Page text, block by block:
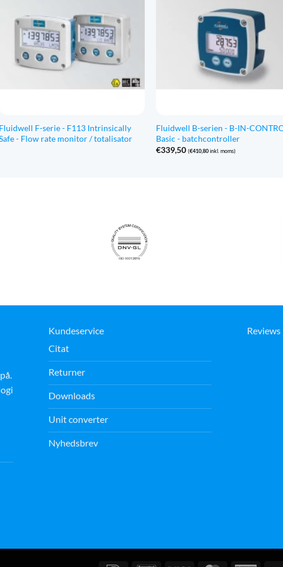
Fluidwell F-serie - F113 Intrinsically
- Flow rate monitor / totalisator
Fluidwell B-serien - B-IN-
Basic - batchcontroller
€339,50 (€410,80inkl. moms)
Kundeservice
Citat
Returner
Downloads
Unit converter
Nyhedsbrev
Reviews